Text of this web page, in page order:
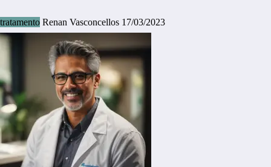
tratamento Renan Vasconcellos 17/03/2023